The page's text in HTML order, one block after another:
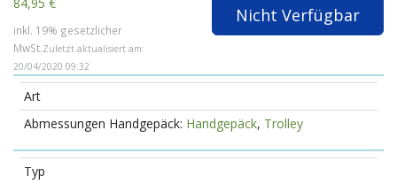
inkl. 19% gesetzlicher
MwSt.Zuletzt aktualisiert am:
20/04/2020 09:32
Nicht Verfügbar
Art
Handgepäck, Trolley
Typ